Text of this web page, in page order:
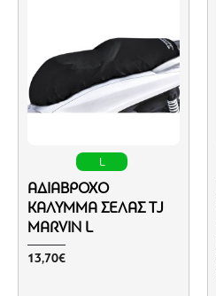
L
ΑΔΙΆΒΡΟΧΟ
ΚΆΛΥΜΜΑ ΣΈΛΑΣ TJ
MARVIN L
13,70€